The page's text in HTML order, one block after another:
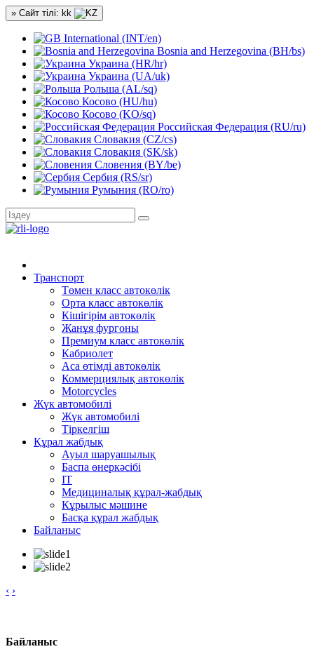
» Сайт тілі: kk
International (INT/en)
Bosnia and Herzegovina (BH/bs)
Украина (HR/hr)
Украина (UA/uk)
Рольша (AL/sq)
Косово (HU/hu)
Косово (KO/sq)
Российская Федерация (RU/ru)
Словакия (CZ/cs)
Словакия (SK/sk)
Словения (BY/be)
Сербия (RS/sr)
Румыния (RO/ro)
Транспорт
Төмен класс автокөлік
Орта класс автокөлік
Кішігірім автокөлік
Жанұя фургоны
Премиум класс автокөлік
Кабриолет
Аса өтімді автокөлік
Коммерциялық автокөлік
Motorcycles
Жүк автомобилі
Жүк автомобилі
Тіркелгіш
Құрал жабдық
Ауыл шаруашылық
Баспа өнеркәсібі
IT
Медициналық құрал-жабдық
Кұрылыс мәшине
Басқа құрал жабдық
Байланыс
‹ ›
Байланыс